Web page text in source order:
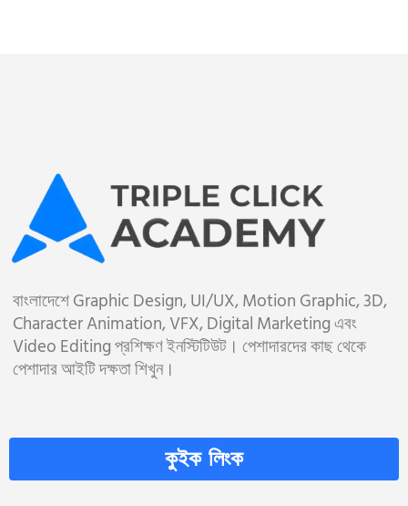
বাংলাদেশে Graphic Design, UI/UX, Motion Graphic, 3D,
Character Animation, VFX, Digital Marketing এবং
Video Editing প্রশিক্ষণ ইনস্টিটিউট। পেশাদারদের কাছ থেকে
পেশাদার আইটি দক্ষতা শিখুন।
কুইক লিংক